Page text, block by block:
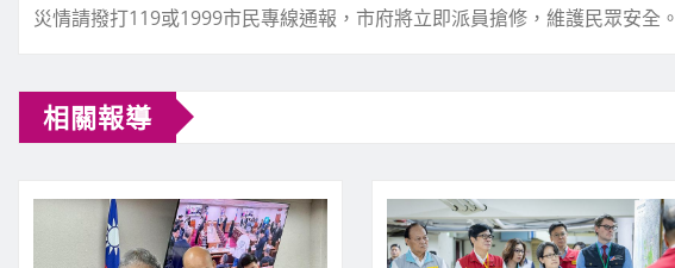
災情請撥打119或1999市民專線通報，市府將立即派員搶修，維護民眾安全。
相關報導